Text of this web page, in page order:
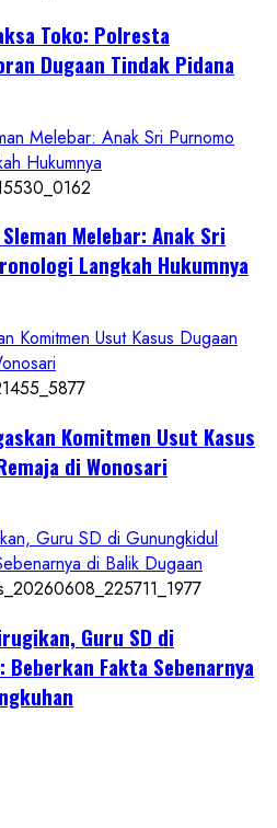
Toko: Polresta
Dugaan Tindak Pidana
Melebar: Anak Sri Purnomo
Hukumnya
Melebar: Anak Sri
Langkah Hukumnya
Komitmen Usut Kasus Dugaan
Komitmen Usut Kasus
di Wonosari
Guru SD di Gunungkidul
di Balik Dugaan
Guru SD di
Fakta Sebenarnya